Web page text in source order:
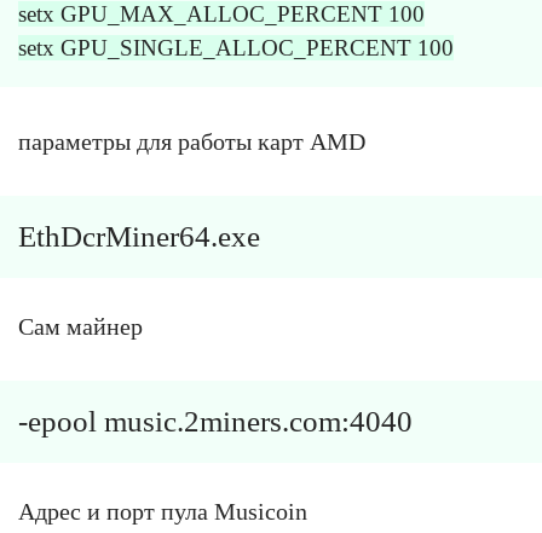
setx GPU_MAX_ALLOC_PERCENT 100
setx GPU_SINGLE_ALLOC_PERCENT 100
параметры для работы карт AMD
EthDcrMiner64.exe
Cам майнер
-epool music.2miners.com:4040
Адрес и порт пула Musicoin